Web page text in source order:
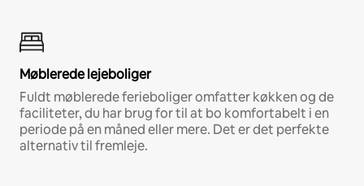
Møblerede lejeboliger
Fuldt møblerede ferieboliger omfatter køkken og de
faciliteter, du har brug for til at bo komfortabelt i en
periode på en måned eller mere. Det er det perfekte
alternativ til fremleje.